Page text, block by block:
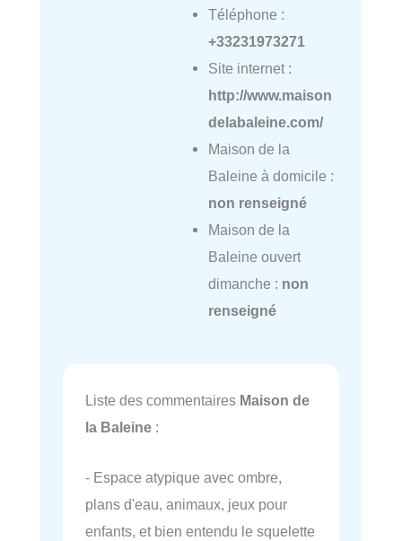
Téléphone :
+33231973271
Site internet :
http://www.maison
delabaleine.com/
Maison de la
Baleine à domicile :
non renseigné
Maison de la
Baleine ouvert
dimanche : non
renseigné
Liste des commentaires Maison de
la Baleine :
- Espace atypique avec ombre,
plans d'eau, animaux, jeux pour
enfants, et bien entendu le squelette